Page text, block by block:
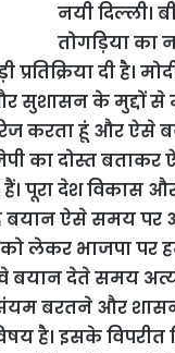
नयी दिल्ली।
तोगड़िया का
दी है।
सुशासन के मुद्दों से
करता हूं और ऐसे
का दोस्त बताकर
पूरा देश विकास
बयान ऐसे समय पर
लेकर भाजपा पर
वे बयान देते समय
बरतने और शासन
है। इसके विपरीत